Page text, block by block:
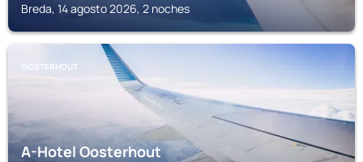
Breda, 14 agosto 2026, 2 noches
OOSTERHOUT
A-Hotel Oosterhout